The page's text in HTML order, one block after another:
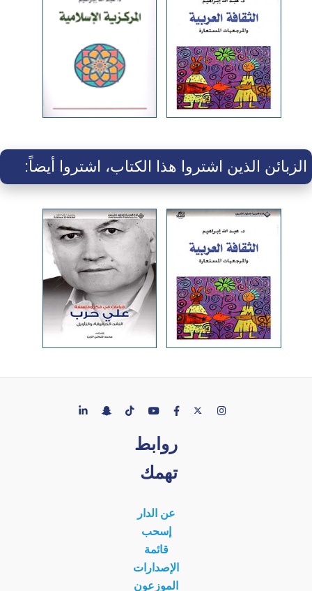
الزبائن الذين اشتروا هذا الكتاب، اشتروا أيضاً:
روابط
تهمك
عن الدار
إسحب
قائمة
الإصدارات
الموزعون